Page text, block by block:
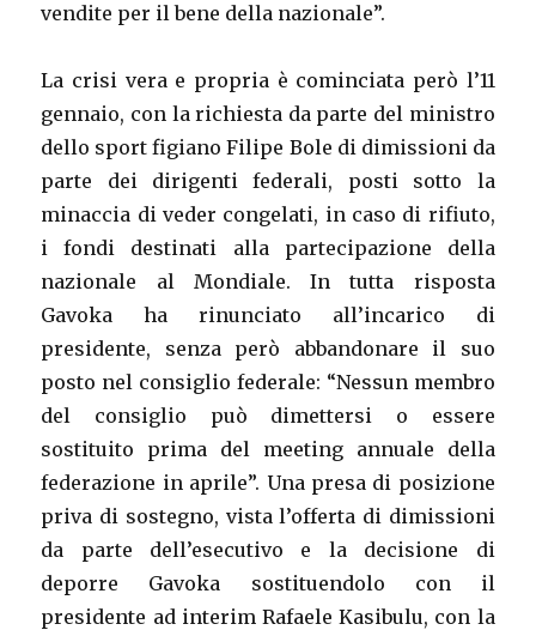
vendite per il bene della nazionale”.
La crisi vera e propria è cominciata però l’11
gennaio, con la richiesta da parte del ministro
dello sport figiano Filipe Bole di dimissioni da
parte dei dirigenti federali, posti sotto la
minaccia di veder congelati, in caso di rifiuto,
i fondi destinati alla partecipazione della
nazionale al Mondiale. In tutta risposta
Gavoka ha rinunciato all’incarico di
presidente, senza però abbandonare il suo
posto nel consiglio federale: “Nessun membro
del consiglio può dimettersi o essere
sostituito prima del meeting annuale della
federazione in aprile”. Una presa di posizione
priva di sostegno, vista l’offerta di dimissioni
da parte dell’esecutivo e la decisione di
deporre Gavoka sostituendolo con il
presidente ad interim Rafaele Kasibulu, con la